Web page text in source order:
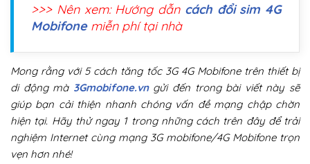
>>> Nên xem: Hướng dẫn cách đổi sim 4G
Mobifonemiễn phí tại nhà
Mong rằng với 5 cách tăng tốc 3G 4G Mobifone trên thiết bị
di động mà 3Gmobifone.vngửi đến trong bài viết này sẽ
giúp bạn cải thiện nhanh chóng vấn đề mạng chập chờn
hiện tại. Hãy thử ngay 1 trong những cách trên đây để trải
nghiệm Internet cùng mạng 3G mobifone/4G Mobifone trọn
vẹn hơn nhé!